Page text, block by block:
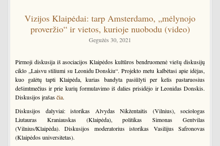
Vizijos Klaipėdai: tarp Amsterdamo, „mėlynojo
proveržio“ ir vietos, kurioje nuobodu (video)
Gegužės 30, 2021
Pirmoji diskusija iš asociacijos Klaipėdos kultūros bendruomenė viešų diskusijų
ciklo „Laisvu stiliumi su Leonidu Donskiu“. Projekto metu kalbėtasi apie idėjas,
kuo galėtų tapti Klaipėda, kurias bandyta pasiūlyti per kelis pastaruosius
dešimtmečius ir prie kurių formulavimo iš dalies prisidėjo ir Leonidas Donskis.
Diskusijos įrašasčia.
Diskusijos dalyviai: istorikas Alvydas Nikžentaitis (Vilnius), sociologas
Liutauras Kraniauskas (Klaipėda), politikas Simonas Gentvilas
(Vilnius/Klaipėda). Diskusijos moderatorius istorikas Vasilijus Safronovas
(Klaipėdos universitetas).